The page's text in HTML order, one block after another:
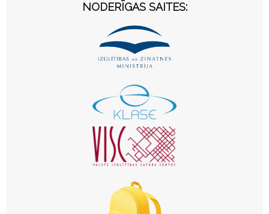
NODERĪGAS SAITES: